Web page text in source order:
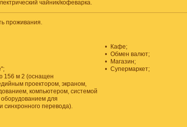
чайник/кофеварка.
проживания.
156 м 2 (оснащен
проектором, экраном,
компьютером, системой
оборудованием для
синхронного перевода).
•
Кафе;
• Обмен валют;
•
Магазин;
• Супермаркет;